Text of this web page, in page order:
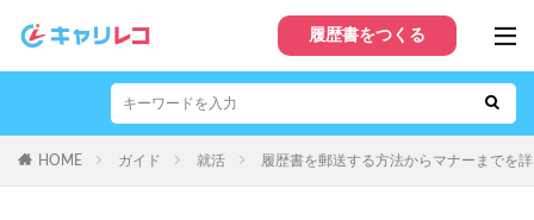
履歴書をつくる
HOME ガイド 就活 履歴書を郵送する方法からマナーまでを